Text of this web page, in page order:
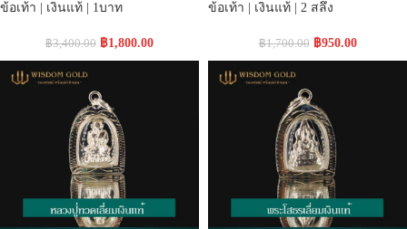
ข้อเท้า | เงินแท้ | 1บาท
฿3,400.00 ฿1,800.00
ข้อเท้า | เงินแท้ | 2 สลึง
฿1,700.00 ฿950.00